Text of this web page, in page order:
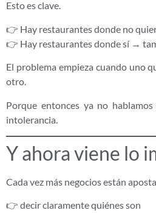
Esto es clave.
👉 Hay restaurantes donde no
👉 Hay restaurantes donde sí →
El problema empieza cuando uno
otro.
Porque entonces ya no
intolerancia.
Y ahora viene lo
Cada vez más negocios están
👉 decir claramente quiénes son